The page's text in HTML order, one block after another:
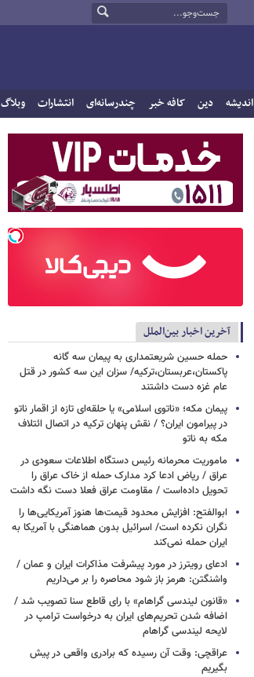
اندیشه دین کافه خبر چندرسانه‌ای انتشارات وبلاگ
آخرین اخبار بین‌الملل
حمله حسین شریعتمداری به پیمان سه گانه
پاکستان،عربستان،ترکیه/ سزان این سه کشور در قتل
عام غزه دست داشتند
پیمان مکه؛ «ناتوی اسلامی» یا حلقه‌ای تازه از اقمار ناتو
در پیرامون ایران؟ / نقش پنهان ترکیه در اتصال ائتلاف
مکه به ناتو
ماموریت محرمانه رئیس دستگاه اطلاعات سعودی در
عراق / ریاض ادعا کرد مدارک حمله از خاک عراق را
تحویل داده‌است / مقاومت عراق فعلا دست نگه داشت
ابوالفتح: افزایش محدود قیمت‌ها هنوز آمریکایی‌ها را
نگران نکرده است/ اسرائیل بدون هماهنگی با آمریکا به
ایران حمله نمی‌کند
ادعای رویترز در مورد پیشرفت مذاکرات ایران و عمان /
واشنگتن: هرمز باز شود محاصره را بر می‌داریم
«قانون لیندسی گراهام» با رای قاطع سنا تصویب شد /
اضافه شدن تحریم‌های ایران به درخواست ترامپ در
لایحه لیندسی گراهام
عراقچی: وقت آن رسیده که برادری واقعی در پیش
بگیریم